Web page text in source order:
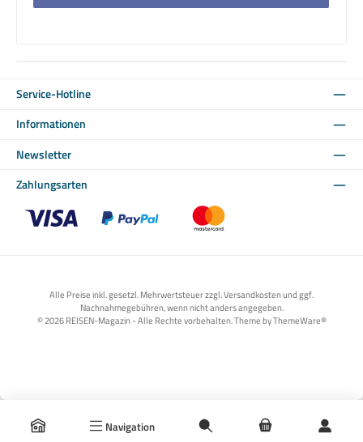
Navigation
Service-Hotline
Informationen
Newsletter
Zahlungsarten
Alle Preise inkl. gesetzl. Mehrwertsteuer zzgl. Versandkosten und ggf.
Nachnahmegebühren, wenn nicht anders angegeben.
© 2026 REISEN-Magazin - Alle Rechte vorbehalten. Theme byThemeWare®